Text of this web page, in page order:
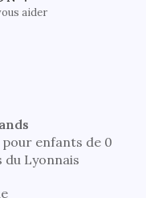
aider
enfants de 0
du Lyonnais